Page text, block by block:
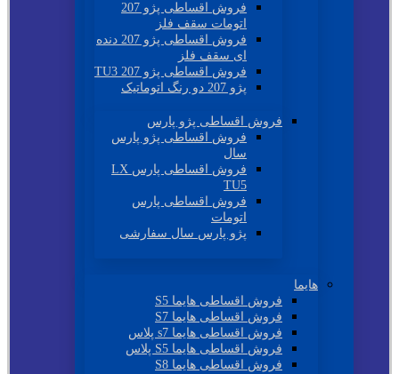
فروش اقساطی پژو 207
اتومات سقف فلز
فروش اقساطی پژو 207 دنده
ای سقف فلز
فروش اقساطی پژو 207 TU3
پژو 207 دو رنگ اتوماتیک
فروش اقساطی پژو پارس
فروش اقساطی پژو پارس
سال
فروش اقساطی پارس LX
TU5
فروش اقساطی پارس
اتومات
پژو پارس سال سفارشی
هایما
فروش اقساطی هایما S5
فروش اقساطی هایما S7
فروش اقساطی هایما s7 پلاس
فروش اقساطی هایما S5 پلاس
فروش اقساطی هایما S8